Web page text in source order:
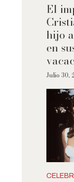
El
hijo
en
Julio 30,